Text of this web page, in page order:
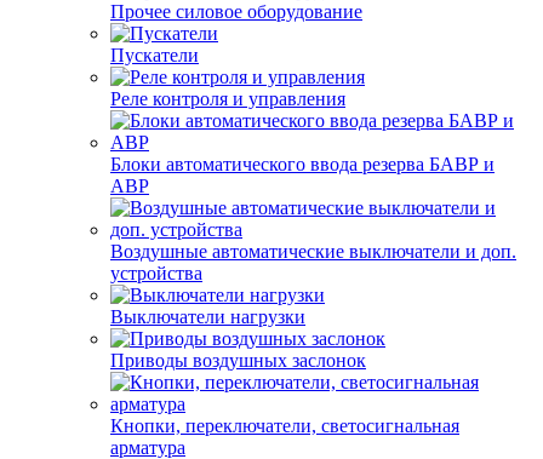
Прочее силовое оборудование
Пускатели
Реле контроля и управления
Блоки автоматического ввода резерва БАВР и
АВР
Воздушные автоматические выключатели и доп.
устройства
Выключатели нагрузки
Приводы воздушных заслонок
Кнопки, переключатели, светосигнальная
арматура